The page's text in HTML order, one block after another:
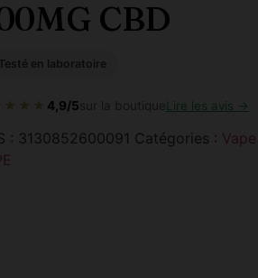
CBD
Testé en laboratoire
4,9/5sur la boutiqueLire les avis →
: 3130852600091 Catégories :